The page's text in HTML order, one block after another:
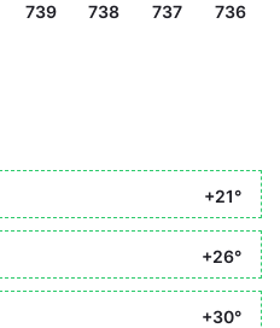
739 738 737 736
+21°
+26°
+30°